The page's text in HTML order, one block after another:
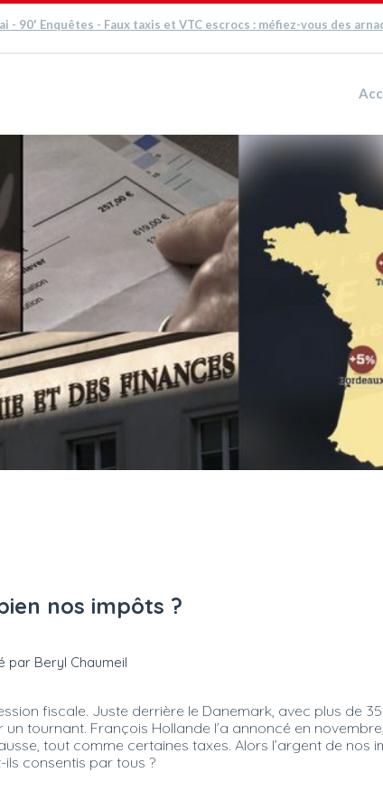
- 90' Enquêtes - Faux taxis et VTC escrocs : méfiez-vous des
nos impôts ?
par Beryl Chaumeil
fiscale. Juste derrière le Danemark, avec plus de
tournant. François Hollande l’a annoncé en
tout comme certaines taxes. Alors l’argent de nos
consentis par tous ?